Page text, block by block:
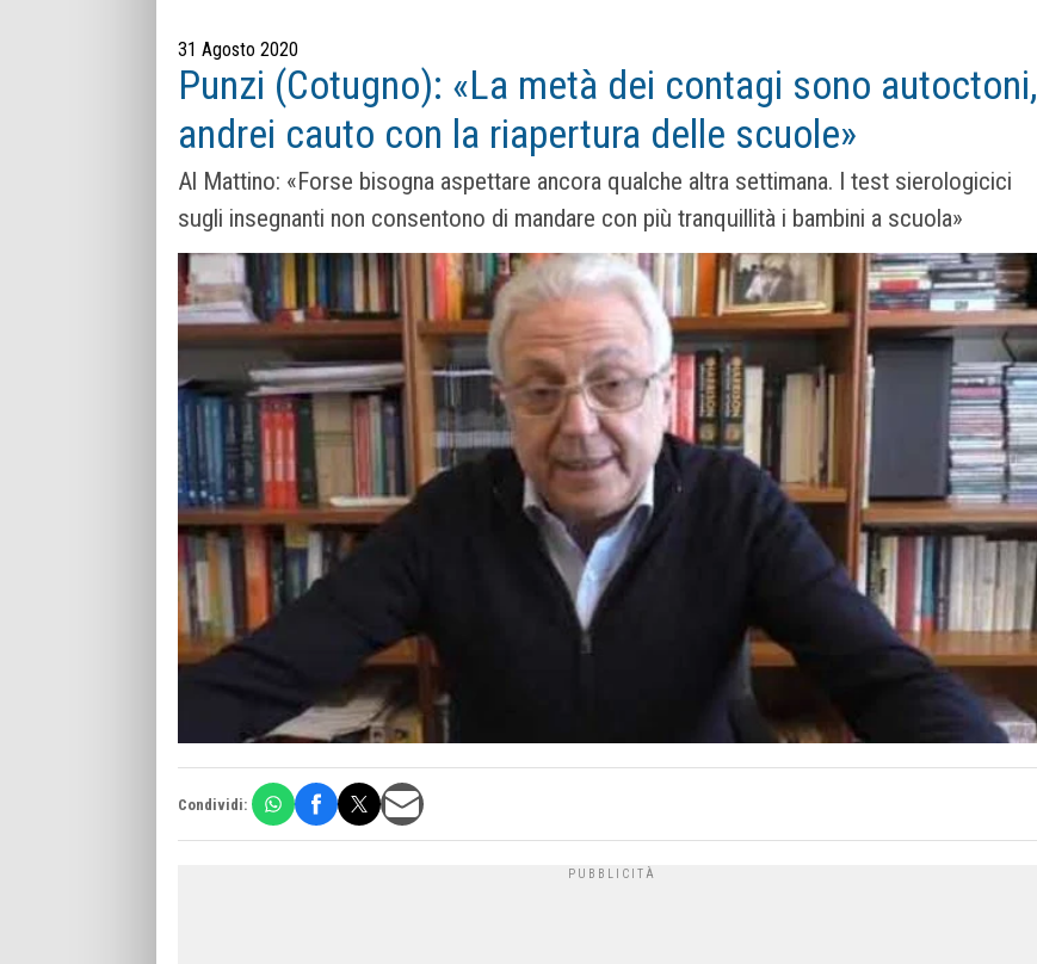
31 Agosto 2020
Punzi (Cotugno): «La metà dei contagi sono autoctoni,
andrei cauto con la riapertura delle scuole»
Al Mattino: «Forse bisogna aspettare ancora qualche altra settimana. I test sierologicici
sugli insegnanti non consentono di mandare con più tranquillità i bambini a scuola»
Condividi: